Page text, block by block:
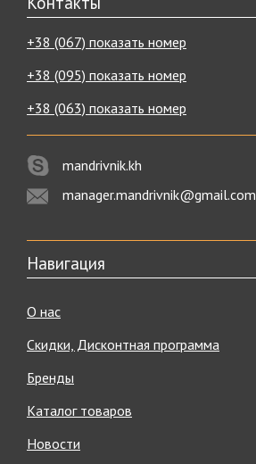
+38 (067) показать номер
+38 (095) показать номер
+38 (063) показать номер
mandrivnik.kh
manager.mandrivnik@gmail.com
Навигация
О нас
Скидки, Дисконтная программа
Бренды
Каталог товаров
Новости